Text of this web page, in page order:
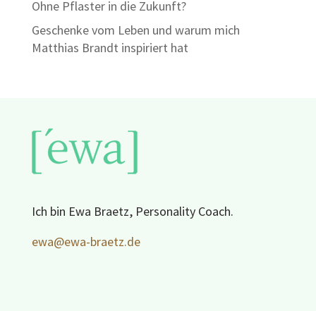
Ohne Pflaster in die Zukunft?
Geschenke vom Leben und warum mich
Matthias Brandt inspiriert hat
Ich bin Ewa Braetz, Personality Coach.
ewa@ewa-braetz.de